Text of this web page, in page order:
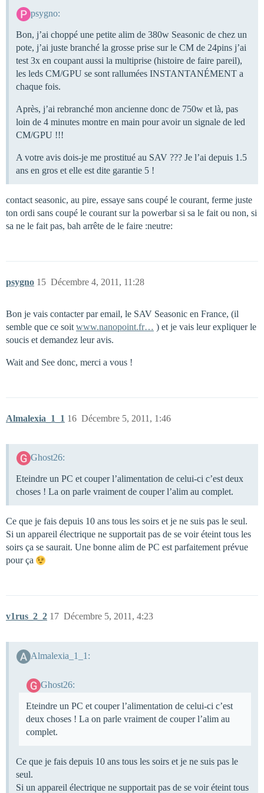
psygno:
Bon, j’ai choppé une petite alim de 380w Seasonic de chez un
pote, j’ai juste branché la grosse prise sur le CM de 24pins j’ai
test 3x en coupant aussi la multiprise (histoire de faire pareil),
les leds CM/GPU se sont rallumées INSTANTANÉMENT a
chaque fois.
Après, j’ai rebranché mon ancienne donc de 750w et là, pas
loin de 4 minutes montre en main pour avoir un signale de led
CM/GPU !!!
A votre avis dois-je me prostitué au SAV ??? Je l’ai depuis 1.5
ans en gros et elle est dite garantie 5 !
contact seasonic, au pire, essaye sans coupé le courant, ferme juste
ton ordi sans coupé le courant sur la powerbar si sa le fait ou non, si
sa ne le fait pas, bah arrête de le faire :neutre:
psygno Décembre 4, 2011, 11:28
15
Bon je vais contacter par email, le SAV Seasonic en France, (il
semble que ce soit www.nanopoint.fr… ) et je vais leur expliquer le
soucis et demandez leur avis.
Wait and See donc, merci a vous !
Almalexia_1_1 Décembre 5, 2011, 1:46
16
Ghost26:
Eteindre un PC et couper l’alimentation de celui-ci c’est deux
choses ! La on parle vraiment de couper l’alim au complet.
Ce que je fais depuis 10 ans tous les soirs et je ne suis pas le seul.
Si un appareil électrique ne supportait pas de se voir éteint tous les
soirs ça se saurait. Une bonne alim de PC est parfaitement prévue
pour ça
v1rus_2_2 Décembre 5, 2011, 4:23
17
Almalexia_1_1:
Ghost26:
Eteindre un PC et couper l’alimentation de celui-ci c’est
deux choses ! La on parle vraiment de couper l’alim au
complet.
Ce que je fais depuis 10 ans tous les soirs et je ne suis pas le
seul.
Si un appareil électrique ne supportait pas de se voir éteint tous